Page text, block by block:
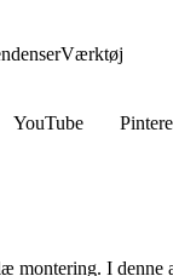
Værktøj
YouTube
montering. I